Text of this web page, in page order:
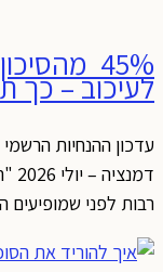
45%
לעיכוב – כך
רבות לפני שמופיעים